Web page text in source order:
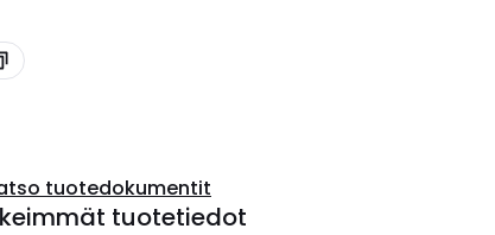
tuotedokumentit
tuotetiedot